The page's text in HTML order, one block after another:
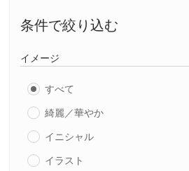
条件で絞り込む
イメージ
すべて
綺麗／華やか
イニシャル
イラスト